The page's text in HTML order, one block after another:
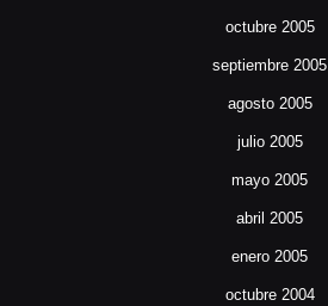
octubre 2005
septiembre 2005
agosto 2005
julio 2005
mayo 2005
abril 2005
enero 2005
octubre 2004